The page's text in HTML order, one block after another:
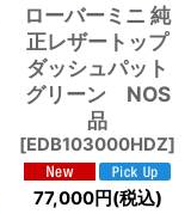
ローバーミニ 純
正レザートップ
ダッシュパット
グリーン NOS
品
[EDB103000HDZ]
77,000円(税込)